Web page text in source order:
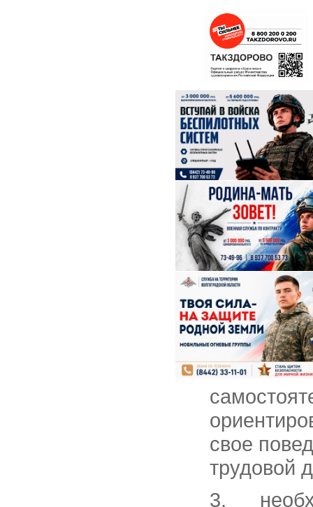
свое
трудовой
3.